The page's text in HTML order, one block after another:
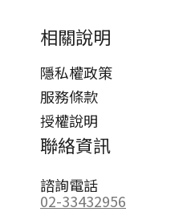
相關說明
隱私權政策
服務條款
授權說明
聯絡資訊
諮詢電話
02-33432956